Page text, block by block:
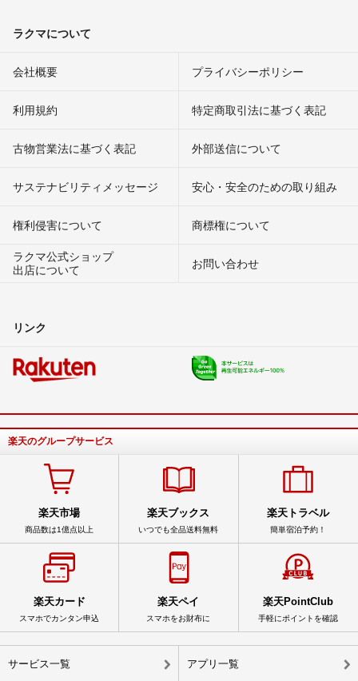
ラクマについて
会社概要 プライバシーポリシー
利用規約 特定商取引法に基づく表記
古物営業法に基づく表記 外部送信について
サステナビリティメッセージ 安心・安全のための取り組み
権利侵害について
商標権について
ラクマ公式ショップ
出店について
お問い合わせ
リンク
楽天のグループサービス
楽天市場
商品数は1億点以上
楽天ブックス
いつでも全品送料無料
楽天トラベル
簡単宿泊予約！
楽天カード
スマホでカンタン申込
楽天ペイ
スマホをお財布に
楽天PointClub
手軽にポイントを確認
サービス一覧 アプリ一覧